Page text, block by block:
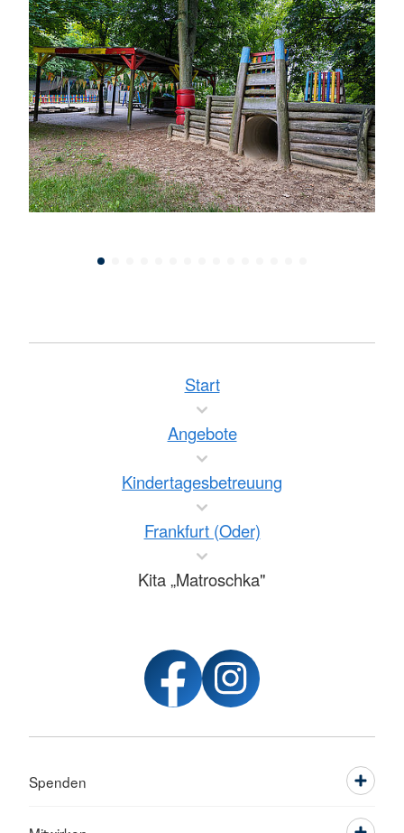
Start
Angebote
Kindertagesbetreuung
Frankfurt (Oder)
Kita „Matroschka"
Spenden